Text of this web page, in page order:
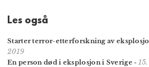
Les også
Starter terror-etterforskning av
2019
En person død i eksplosjon i Sverige -